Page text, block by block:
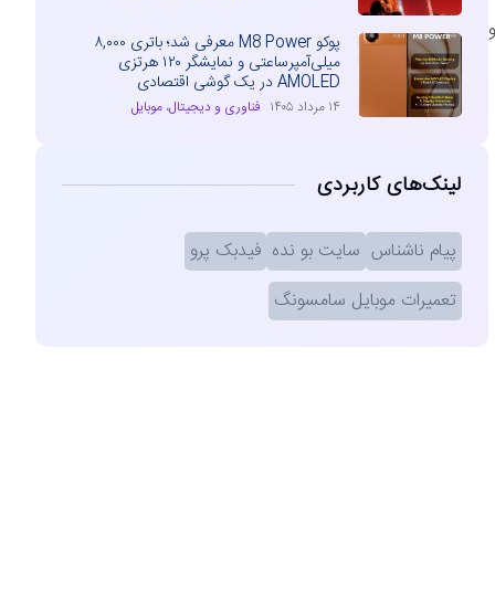
پوکو M8 Power معرفی شد؛ باتری ۸,۰۰۰
میلی‌آمپرساعتی و نمایشگر ۱۲۰ هرتزی
AMOLED در یک گوشی اقتصادی
۱۴ مرداد ۱۴۰۵ فناوری و دیجیتال،موبایل
لینک‌های کاربردی
پیام ناشناس سایت بو نده فیدبک پرو
تعمیرات موبایل سامسونگ